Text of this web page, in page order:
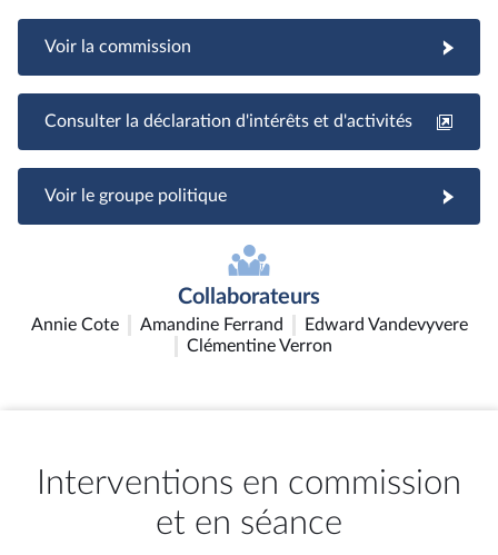
Voir la commission
Consulter la déclaration d'intérêts et d'activités
Voir le groupe politique
Collaborateurs
Annie Cote Amandine Ferrand
Edward Vandevyvere
Clémentine Verron
Interventions en commission
et en séance